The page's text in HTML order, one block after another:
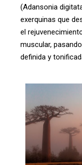
(Adansonia
exerquinas que
el
muscular,
definida y